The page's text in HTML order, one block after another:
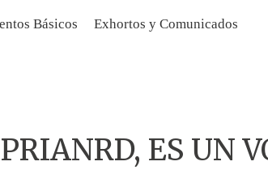
Básicos
Exhortos y Comunicados
ES UN